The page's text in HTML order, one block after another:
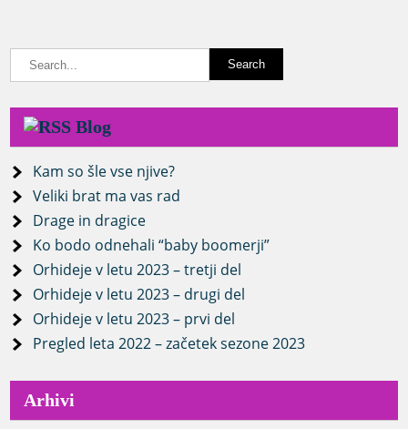
Blog
Kam so šle vse njive?
Veliki brat ma vas rad
Drage in dragice
Ko bodo odnehali “baby boomerji”
Orhideje v letu 2023 – tretji del
Orhideje v letu 2023 – drugi del
Orhideje v letu 2023 – prvi del
Pregled leta 2022 – začetek sezone 2023
Arhivi